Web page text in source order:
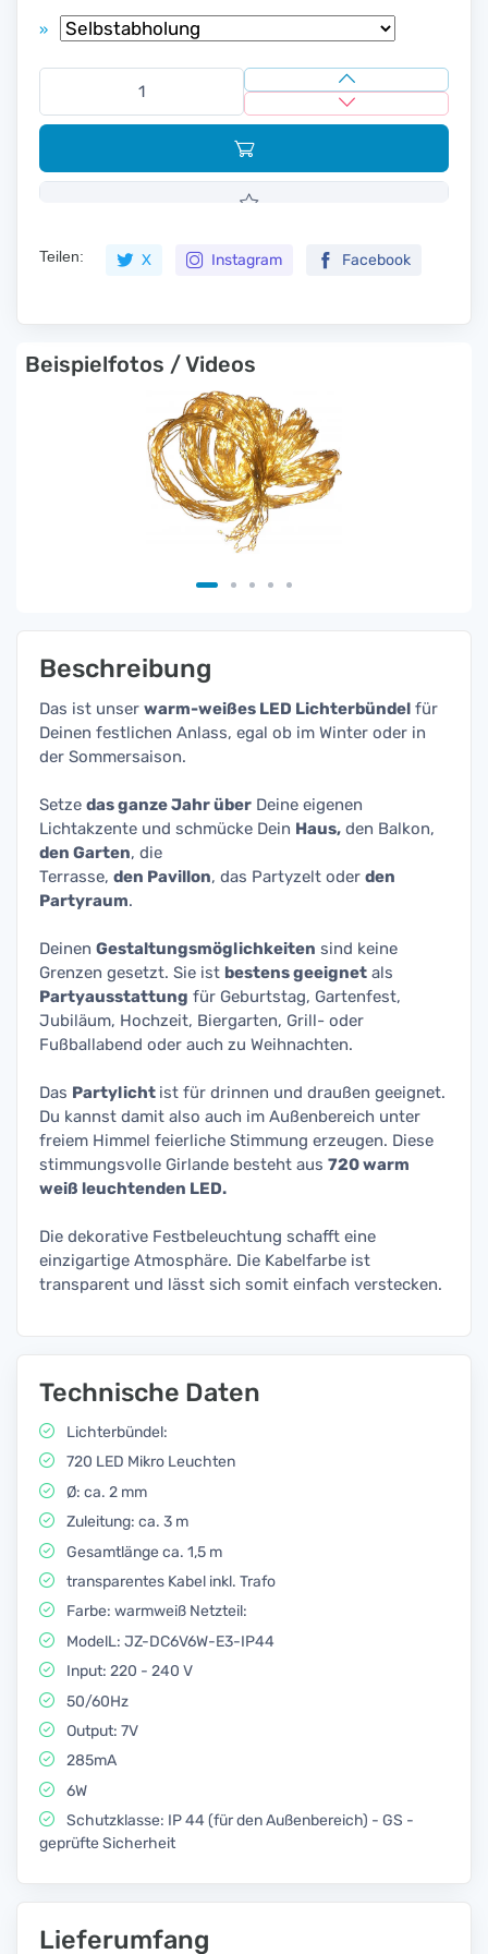
»
Teilen: X Instagram Facebook
Beispielfotos / Videos
Beschreibung
Das ist unser warm-weißes LED Lichterbündel für
Deinen festlichen Anlass, egal ob im Winter oder in
der Sommersaison.
Setze das ganze Jahr über Deine eigenen
Lichtakzente und schmücke Dein Haus, den Balkon,
den Garten, die
Terrasse, den Pavillon, das Partyzelt oder den
Partyraum.
Deinen Gestaltungsmöglichkeiten sind keine
Grenzen gesetzt. Sie ist bestens geeignet als
Partyausstattung für Geburtstag, Gartenfest,
Jubiläum, Hochzeit, Biergarten, Grill- oder
Fußballabend oder auch zu Weihnachten.
Das Partylicht ist für drinnen und draußen geeignet.
Du kannst damit also auch im Außenbereich unter
freiem Himmel feierliche Stimmung erzeugen. Diese
stimmungsvolle Girlande besteht aus 720 warm
weiß leuchtenden LED.
Die dekorative Festbeleuchtung schafft eine
einzigartige Atmosphäre. Die Kabelfarbe ist
transparent und lässt sich somit einfach verstecken.
Technische Daten
Lichterbündel:
720 LED Mikro Leuchten
Ø: ca. 2 mm
Zuleitung: ca. 3 m
Gesamtlänge ca. 1,5 m
transparentes Kabel inkl. Trafo
Farbe: warmweiß Netzteil:
ModelL: JZ-DC6V6W-E3-IP44
Input: 220 - 240 V
50/60Hz
Output: 7V
285mA
6W
Schutzklasse: IP 44 (für den Außenbereich) - GS -
geprüfte Sicherheit
Lieferumfang